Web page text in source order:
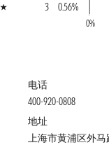
3
0.56%
0%
电话
400-920-0808
地址
上海市黄浦区外马